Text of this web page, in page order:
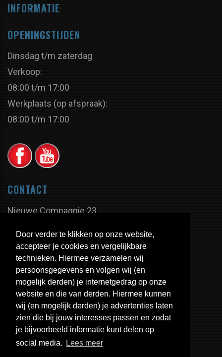
Door verder te klikken op onze website,
accepteer je cookies en vergelijkbare
technieken. Hiermee verzamelen wij
persoonsgegevens en volgen wij (en
mogelijk derden) je internetgedrag op onze
website en die van derden. Hiermee kunnen
wij (en mogelijk derden) je advertenties laten
zien die bij jouw interesses passen en zodat
je bijvoorbeeld informatie kunt delen op
social media.
Lees meer
INFORMATIE
OPENINGSTIJDEN
Dinsdag t/m zaterdag
Verkoop:
08:00 t/m 17:00
Werkplaats (op afspraak):
08:00 t/m 17:00
CONTACT
Nieuwe Compagnie 23
Nederland
Tel:
+31 598 - 350 335
Fax:
+31 598 - 320 402
E-mail:
info@uitlaten.com